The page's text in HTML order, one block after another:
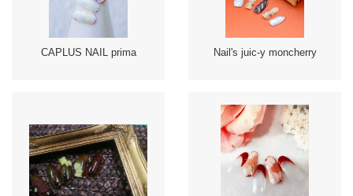
CAPLUS NAIL prima Nail's juic-y moncherry